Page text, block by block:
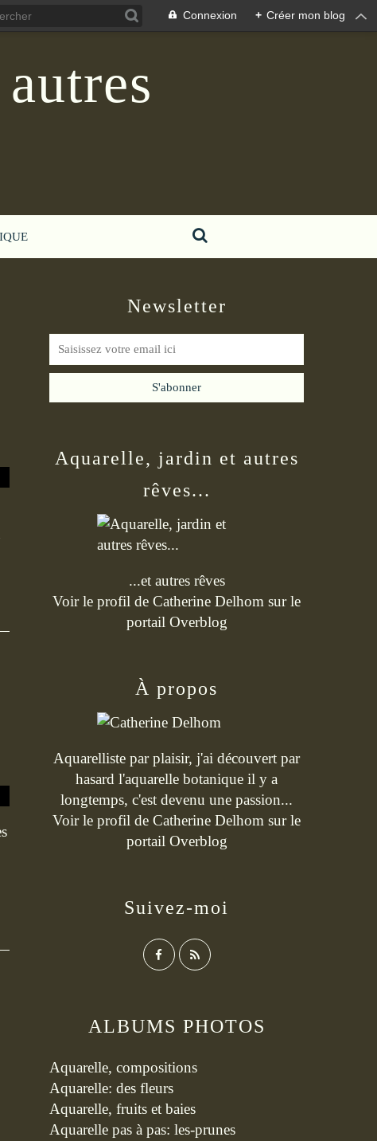
Connexion + Créer mon blog
Newsletter
ALBUMS PHOTOS
Aquarelle, compositions
Aquarelle: des fleurs
Aquarelle, fruits et baies
Aquarelle pas à pas: les-prunes
Aquarelle, jardin et autres
rêves...
...et autres rêves
Voir le profil de Catherine Delhom sur le
portail Overblog
Suivez-moi
À propos
Aquarelliste par plaisir, j'ai découvert par
hasard l'aquarelle botanique il y a
longtemps, c'est devenu une passion...
Voir le profil de Catherine Delhom sur le
portail Overblog